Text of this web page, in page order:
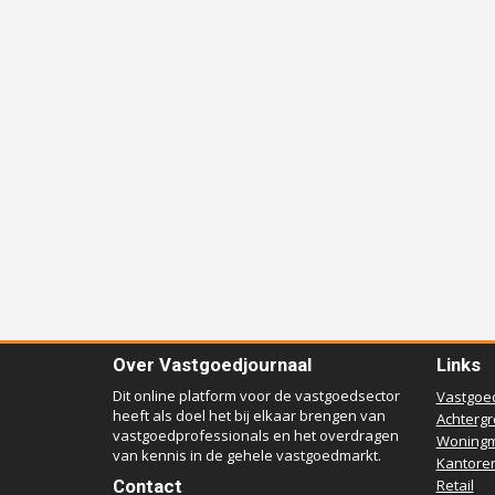
Over Vastgoedjournaal
Dit online platform voor de vastgoedsector
heeft als doel het bij elkaar brengen van
vastgoedprofessionals en het overdragen
van kennis in de gehele vastgoedmarkt.
Contact
Links
Retail